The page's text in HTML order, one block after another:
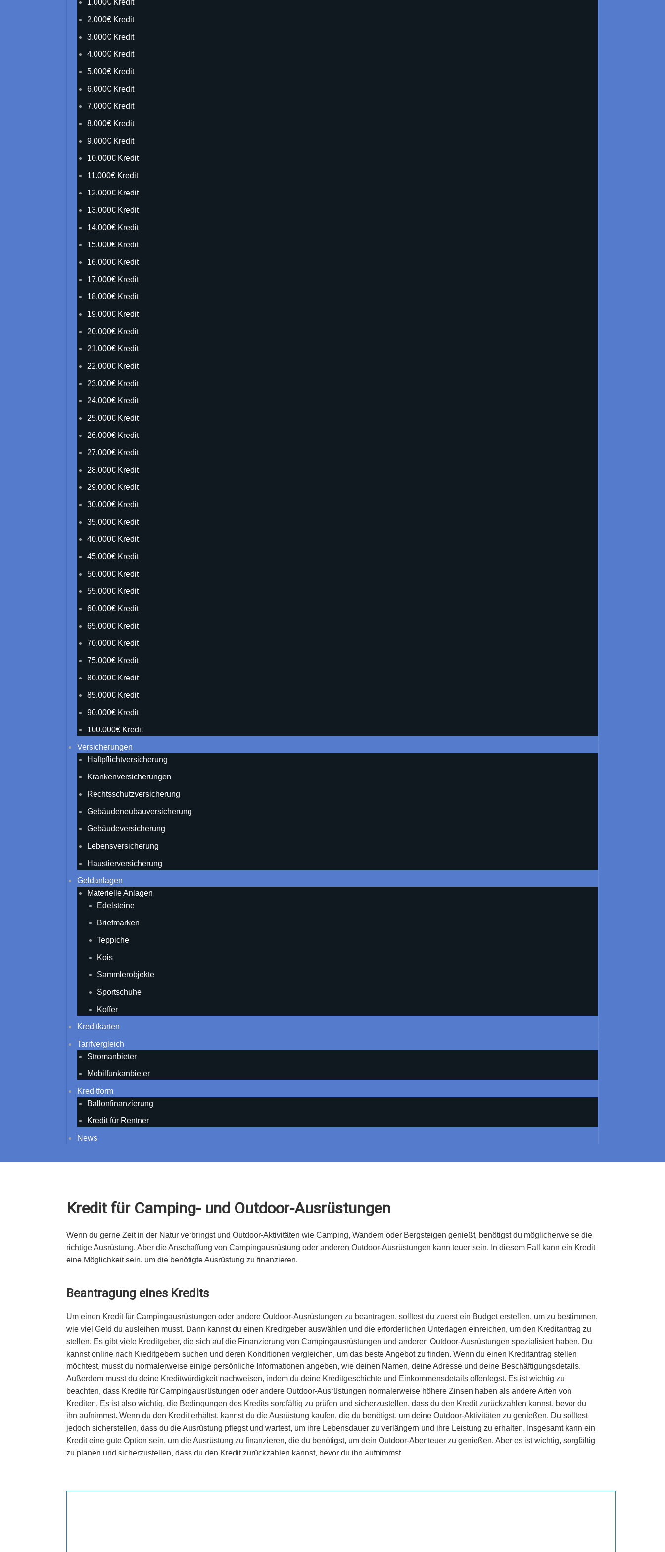
1.000€ Kredit
2.000€ Kredit
3.000€ Kredit
4.000€ Kredit
5.000€ Kredit
6.000€ Kredit
7.000€ Kredit
8.000€ Kredit
9.000€ Kredit
10.000€ Kredit
11.000€ Kredit
12.000€ Kredit
13.000€ Kredit
14.000€ Kredit
15.000€ Kredit
16.000€ Kredit
17.000€ Kredit
18.000€ Kredit
19.000€ Kredit
20.000€ Kredit
21.000€ Kredit
22.000€ Kredit
23.000€ Kredit
24.000€ Kredit
25.000€ Kredit
26.000€ Kredit
27.000€ Kredit
28.000€ Kredit
29.000€ Kredit
30.000€ Kredit
35.000€ Kredit
40.000€ Kredit
45.000€ Kredit
50.000€ Kredit
55.000€ Kredit
60.000€ Kredit
65.000€ Kredit
70.000€ Kredit
75.000€ Kredit
80.000€ Kredit
85.000€ Kredit
90.000€ Kredit
100.000€ Kredit
Versicherungen
Haftpflichtversicherung
Krankenversicherungen
Rechtsschutzversicherung
Gebäudeneubauversicherung
Gebäudeversicherung
Lebensversicherung
Haustierversicherung
Geldanlagen
Materielle Anlagen
Edelsteine
Briefmarken
Teppiche
Kois
Sammlerobjekte
Sportschuhe
Koffer
Kreditkarten
Tarifvergleich
Stromanbieter
Mobilfunkanbieter
Kreditform
Ballonfinanzierung
Kredit für Rentner
News
Kredit für Camping- und Outdoor-Ausrüstungen
Wenn du gerne Zeit in der Natur verbringst und Outdoor-Aktivitäten wie Camping, Wandern oder Bergsteigen genießt, benötigst du möglicherweise die
richtige Ausrüstung. Aber die Anschaffung von Campingausrüstung oder anderen Outdoor-Ausrüstungen kann teuer sein. In diesem Fall kann ein Kredit
eine Möglichkeit sein, um die benötigte Ausrüstung zu finanzieren.
Beantragung eines Kredits
Um einen Kredit für Campingausrüstungen oder andere Outdoor-Ausrüstungen zu beantragen, solltest du zuerst ein Budget erstellen, um zu bestimmen,
wie viel Geld du ausleihen musst. Dann kannst du einen Kreditgeber auswählen und die erforderlichen Unterlagen einreichen, um den Kreditantrag zu
stellen. Es gibt viele Kreditgeber, die sich auf die Finanzierung von Campingausrüstungen und anderen Outdoor-Ausrüstungen spezialisiert haben. Du
kannst online nach Kreditgebern suchen und deren Konditionen vergleichen, um das beste Angebot zu finden. Wenn du einen Kreditantrag stellen
möchtest, musst du normalerweise einige persönliche Informationen angeben, wie deinen Namen, deine Adresse und deine Beschäftigungsdetails.
Außerdem musst du deine Kreditwürdigkeit nachweisen, indem du deine Kreditgeschichte und Einkommensdetails offenlegst. Es ist wichtig zu
beachten, dass Kredite für Campingausrüstungen oder andere Outdoor-Ausrüstungen normalerweise höhere Zinsen haben als andere Arten von
Krediten. Es ist also wichtig, die Bedingungen des Kredits sorgfältig zu prüfen und sicherzustellen, dass du den Kredit zurückzahlen kannst, bevor du
ihn aufnimmst. Wenn du den Kredit erhältst, kannst du die Ausrüstung kaufen, die du benötigst, um deine Outdoor-Aktivitäten zu genießen. Du solltest
jedoch sicherstellen, dass du die Ausrüstung pflegst und wartest, um ihre Lebensdauer zu verlängern und ihre Leistung zu erhalten. Insgesamt kann ein
Kredit eine gute Option sein, um die Ausrüstung zu finanzieren, die du benötigst, um dein Outdoor-Abenteuer zu genießen. Aber es ist wichtig, sorgfältig
zu planen und sicherzustellen, dass du den Kredit zurückzahlen kannst, bevor du ihn aufnimmst.